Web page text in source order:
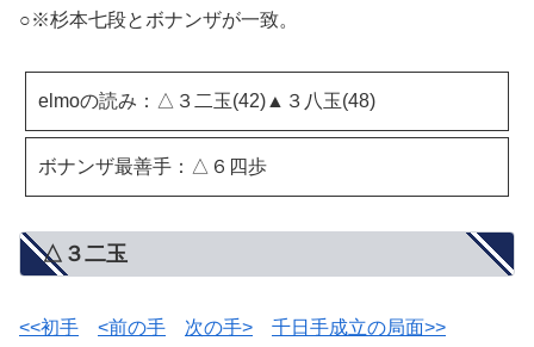
○※杉本七段とボナンザが一致。
elmoの読み：△３二玉(42)▲３八玉(48)
ボナンザ最善手：△６四歩
△３二玉
<<初手 <前の手 次の手> 千日手成立の局面>>